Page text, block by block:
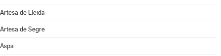
Artesa de Lleida
Artesa de Segre
Aspa